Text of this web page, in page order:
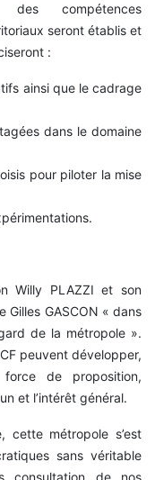
compétences
seront établis et
:
ainsi que le cadrage
dans le domaine
pour piloter la mise
Willy PLAZZI et son
Gilles GASCON « dans
de la métropole ».
peuvent développer,
de proposition,
et l’intérêt général.
cette métropole s’est
sans véritable